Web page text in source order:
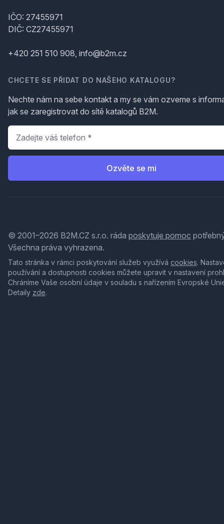
IČO: 27455971
DIČ: CZ27455971
+420 251 510 908, info@b2m.cz
CHCETE SE PŘIDAT DO NAŠEHO KATALOGU?
Nechte nám na sebe kontakt a my se vám ozveme s
jak se zaregistrovat do sítě katalogů B2M.
Telefon
Ozvěte se mi
© 2001–2026 B2M.CZ s.r.o. ráda poskytuje pomoc
Všechna práva vyhrazena.
Tato stránka v rámci poskytování služeb využívá cookies.
používání a dostupnosti cookies můžete upravit v nastavení
Chráníme Vaše osobní údaje v souladu s nařízením Evropské
Detaily zde.